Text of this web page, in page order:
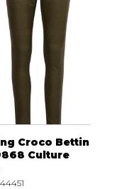
Croco Bettine
Culture